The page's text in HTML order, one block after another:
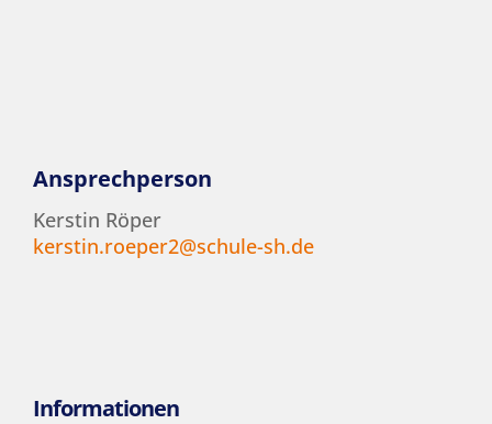
Ansprechperson
Kerstin Röper
kerstin.roeper2@schule-sh.de
Informationen